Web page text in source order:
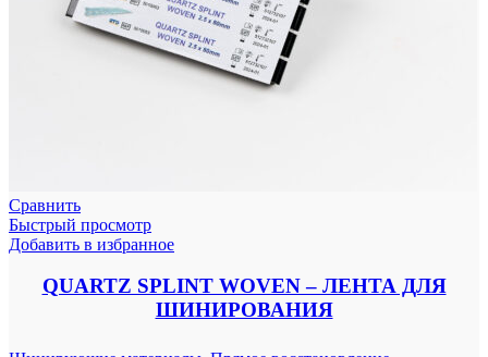
Сравнить
Быстрый просмотр
Добавить в избранное
QUARTZ SPLINT WOVEN – ЛЕНТА ДЛЯ
ШИНИРОВАНИЯ